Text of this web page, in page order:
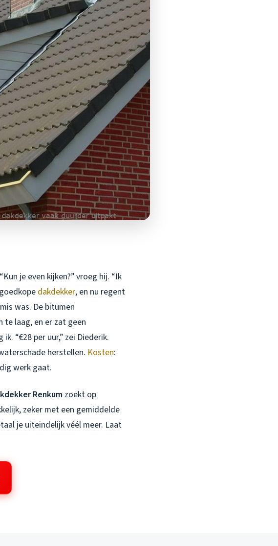
je even kijken?” vroeg hij. “Ik
dakdekker, en nu regent
was. De bitumen
te laag, en er zat geen
“€28 per uur,” zei Diederik.
herstellen. Kosten:
werk gaat.
Renkum zoekt op
zeker met een gemiddelde
je uiteindelijk véél meer. Laat